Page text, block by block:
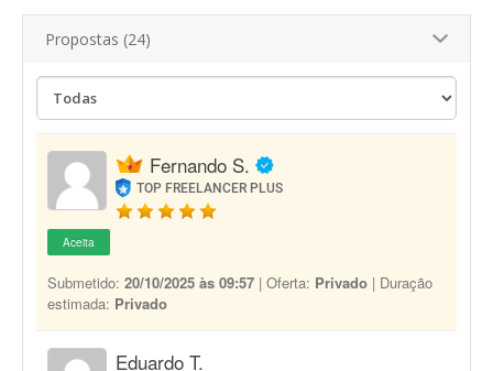
Propostas (24)
Fernando S.
TOP FREELANCER PLUS
Aceita
Submetido: 20/10/2025 às 09:57 | Oferta: Privado | Duração
estimada: Privado
Eduardo T.